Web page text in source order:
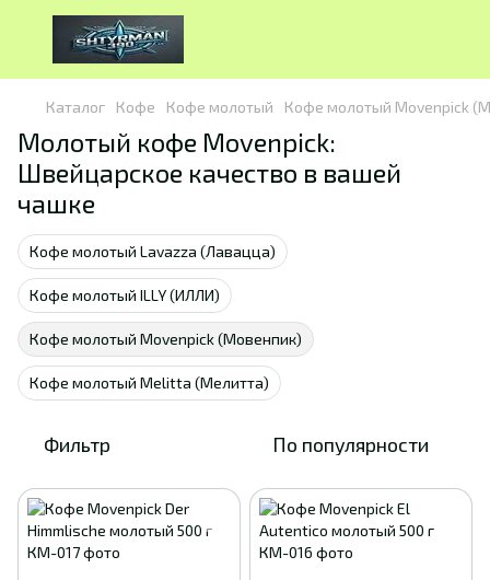
Каталог Кофе Кофе молотый Кофе молотый Movenpick
Молотый кофе Movenpick:
Швейцарское качество в вашей
чашке
Кофе молотый Lavazza (Лавацца)
Кофе молотый ILLY (ИЛЛИ)
Кофе молотый Movenpick (Мовенпик)
Кофе молотый Melitta (Мелитта)
Фильтр По популярности